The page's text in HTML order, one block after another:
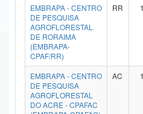
Advocacia-Geral da União
Banco Central do Brasil
EMBRAPA - CENTRO
DE PESQUISA
AGROFLORESTAL
DE RORAIMA
(EMBRAPA-
CPAF/RR)
RR 1
EMBRAPA - CENTRO
DE PESQUISA
AGROFLORESTAL
DO ACRE - CPAFAC
AC 1